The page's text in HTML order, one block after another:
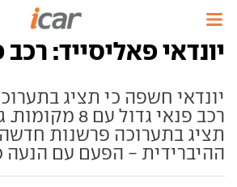
יונדאי פאליסייד:
יונדאי חשפה כי תציג
רכב פנאי גדול עם
תציג בתערוכה פרשנות
ההיברידית - הפעם עם הנעה